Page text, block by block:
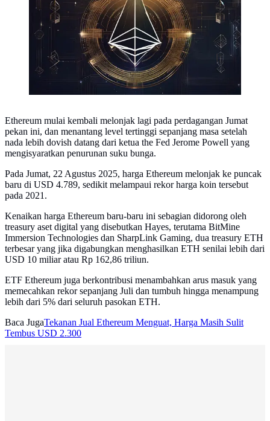
Ethereum mulai kembali melonjak lagi pada perdagangan Jumat
pekan ini, dan menantang level tertinggi sepanjang masa setelah
nada lebih dovish datang dari ketua the Fed Jerome Powell yang
mengisyaratkan penurunan suku bunga.
Pada Jumat, 22 Agustus 2025, harga Ethereum melonjak ke puncak
baru di USD 4.789, sedikit melampaui rekor harga koin tersebut
pada 2021.
Kenaikan harga Ethereum baru-baru ini sebagian didorong oleh
treasury aset digital yang disebutkan Hayes, terutama BitMine
Immersion Technologies dan SharpLink Gaming, dua treasury ETH
terbesar yang jika digabungkan menghasilkan ETH senilai lebih dari
USD 10 miliar atau Rp 162,86 triliun.
ETF Ethereum juga berkontribusi menambahkan arus masuk yang
memecahkan rekor sepanjang Juli dan tumbuh hingga menampung
lebih dari 5% dari seluruh pasokan ETH.
Baca JugaTekanan Jual Ethereum Menguat, Harga Masih Sulit
Tembus USD 2.300